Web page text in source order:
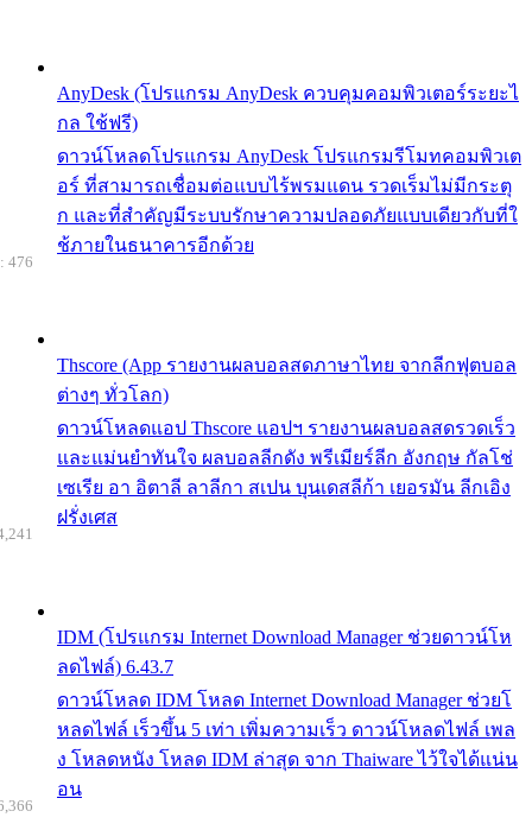
AnyDesk (โปรแกรม AnyDesk ควบคุมคอมพิวเตอร์ระยะไ
กล ใช้ฟรี)
ดาวน์โหลดโปรแกรม AnyDesk โปรแกรมรีโมทคอมพิวเต
อร์ ที่สามารถเชื่อมต่อแบบไร้พรมแดน รวดเร็มไม่มีกระตุ
ก และที่สำคัญมีระบบรักษาความปลอดภัยแบบเดียวกับที่ใ
ช้ภายในธนาคารอีกด้วย
Thscore (App รายงานผลบอลสดภาษาไทย จากลีกฟุตบอล
ต่างๆ ทั่วโลก)
ดาวน์โหลดแอป Thscore แอปฯ รายงานผลบอลสดรวดเร็ว
และแม่นยำทันใจ ผลบอลลีกดัง พรีเมียร์ลีก อังกฤษ กัลโช่
เซเรีย อา อิตาลี ลาลีกา สเปน บุนเดสลีก้า เยอรมัน ลีกเอิง
ฝรั่งเศส
476
IDM (โปรแกรม Internet Download Manager ช่วยดาวน์โห
ลดไฟล์) 6.43.7
ดาวน์โหลด IDM โหลด Internet Download Manager ช่วยโ
หลดไฟล์ เร็วขึ้น 5 เท่า เพิ่มความเร็ว ดาวน์โหลดไฟล์ เพล
ง โหลดหนัง โหลด IDM ล่าสุด จาก Thaiware ไว้ใจได้แน่น
อน